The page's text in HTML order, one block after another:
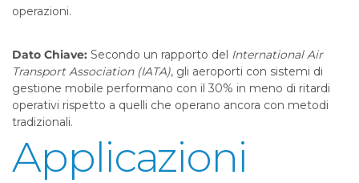
operazioni.
Dato Chiave: Secondo un rapporto del International Air
Transport Association (IATA), gli aeroporti con sistemi di
gestione mobile performano con il 30% in meno di ritardi
operativi rispetto a quelli che operano ancora con metodi
tradizionali.
Applicazioni